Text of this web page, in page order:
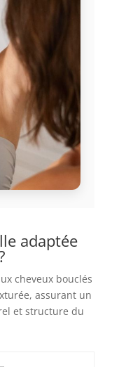
adaptée
cheveux bouclés
assurant un
et structure du